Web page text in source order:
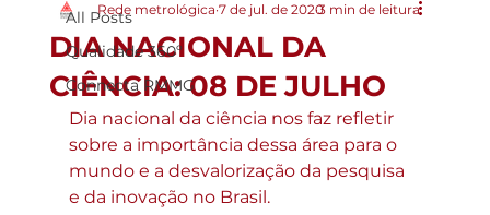
All Posts
Qualidade 360º
Connecta RMMG
DIA NACIONAL DA
CIÊNCIA: 08 DE JULHO
Rede metrológica 7 de jul. de 20203 min de leitura
Dia nacional da ciência nos faz refletir
sobre a importância dessa área para o
mundo e a desvalorização da pesquisa
e da inovação no Brasil.